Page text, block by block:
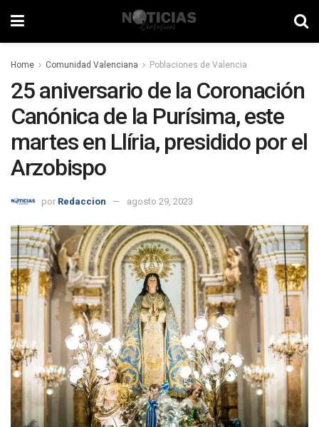
Home Comunidad Valenciana Poblaciones de Valencia
25 aniversario de la Coronación
Canónica de la Purísima, este
martes en Llíria, presidido por el
Arzobispo
por Redaccion agosto 29, 2023